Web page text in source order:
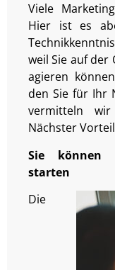
Viele
Hier ist es
weil Sie auf der
agieren
den Sie für Ihr
vermitteln
Nächster
Sie können
starten
Die